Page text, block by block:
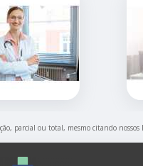
parcial ou total, mesmo citando